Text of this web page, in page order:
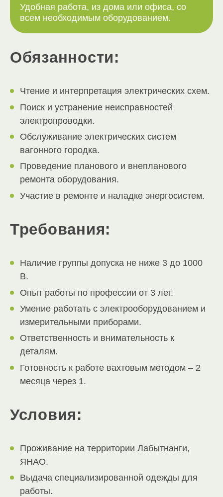
Удобная работа, из дома или офиса, со
всем необходимым оборудованием.
Обязанности:
Чтение и интерпретация электрических схем.
Поиск и устранение неисправностей
электропроводки.
Обслуживание электрических систем
вагонного городка.
Проведение планового и внепланового
ремонта оборудования.
Участие в ремонте и наладке энергосистем.
Требования:
Наличие группы допуска не ниже 3 до 1000
В.
Опыт работы по профессии от 3 лет.
Умение работать с электрооборудованием и
измерительными приборами.
Ответственность и внимательность к
деталям.
Готовность к работе вахтовым методом – 2
месяца через 1.
Условия:
Проживание на территории Лабытнанги,
ЯНАО.
Выдача специализированной одежды для
работы.